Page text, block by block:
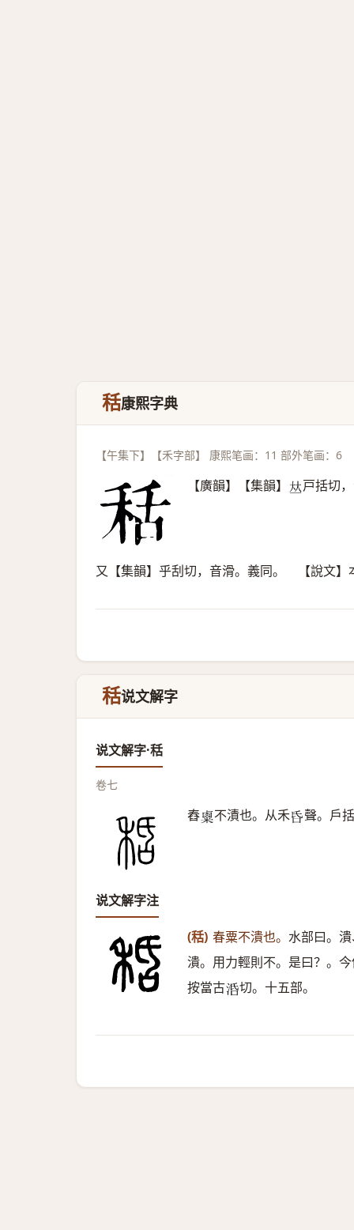
秳康熙字典
【午集下】【禾字部】 康熙笔画：11 部外笔画：6
【廣韻】【集韻】 𠀤戸括切
又【集韻】乎刮切，音滑。義同。 【說文】
秳说文解字
说文解字·秳
卷七
舂𥻆 不漬也。从禾𠯑 聲。戶
说文解字注
(秳) 春粟不潰也。 水部曰。
潰。用力輕則不。是曰？。
按當古𣴠 切。十五部。